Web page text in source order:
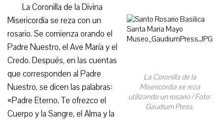
La Coronilla de la
Misericordia se reza
utilizando un rosario / Foto:
Gaudium Press.
La Coronilla de la Divina
Misericordia se reza con un
rosario. Se comienza orando el
Padre Nuestro, el Ave María y el
Credo. Después, en las cuentas
que corresponden al Padre
Nuestro, se dicen las palabras:
«Padre Eterno, Te ofrezco el
Cuerpo y la Sangre, el Alma y la